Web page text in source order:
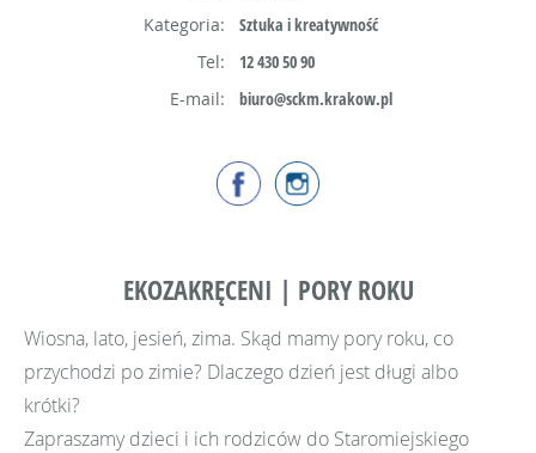
Kategoria:
Sztuka i kreatywność
Tel:
12 430 50 90
E-mail:
biuro@sckm.krakow.pl
EKOZAKRĘCENI | PORY ROKU
Wiosna, lato, jesień, zima. Skąd mamy pory roku, co
przychodzi po zimie? Dlaczego dzień jest długi albo
krótki?
Zapraszamy dzieci i ich rodziców do Staromiejskiego